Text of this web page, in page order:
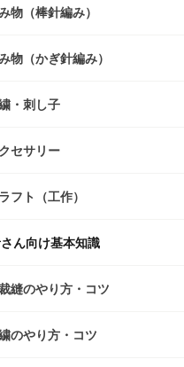
物（棒針編み）
物（かぎ針編み）
・刺し子
セサリー
フト（工作）
ん向け基本知識
縫のやり方・コツ
のやり方・コツ